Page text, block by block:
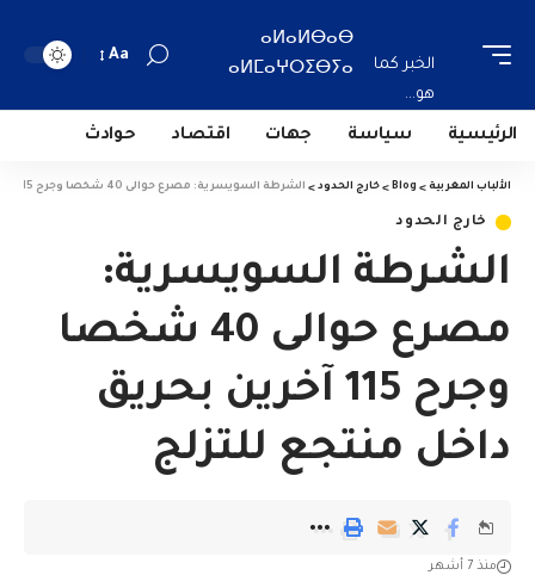
الخبر كما
هو...
ⴰⵍⴰⵍⴱⴰⴱ
ⴰⵍⵎⴰⵖⵔⵉⴱⵢⴰ
Aa
الرئيسية سياسة جهات اقتصاد حوادث
الألباب المغربية >
Blog
> خارج الحدود > الشرطة السويسرية: مصرع حوالى 40 شخصا وجرح 115 آخرين بحريق داخل منتجع للتزلج
خارج الحدود
الشرطة السويسرية:
مصرع حوالى 40 شخصا
وجرح 115 آخرين بحريق
داخل منتجع للتزلج
منذ 7 أشهر